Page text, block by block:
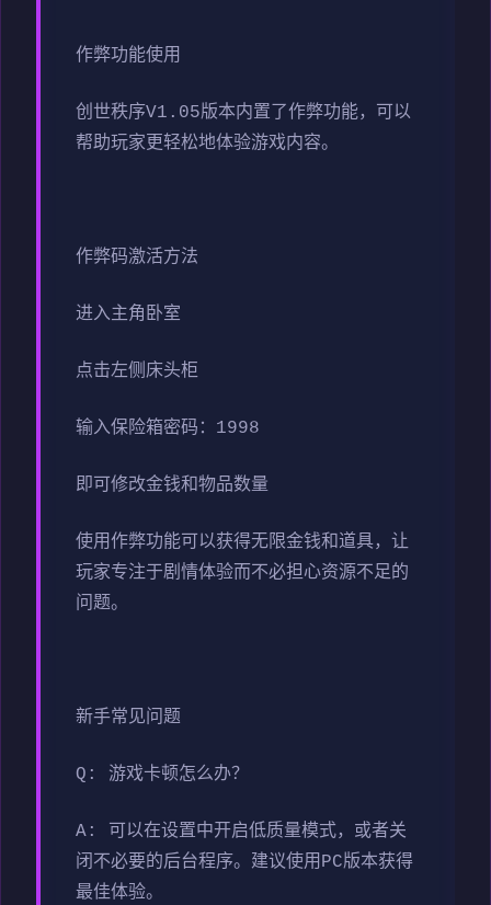
作弊功能使用
创世秩序V1.05版本内置了作弊功能，可以
帮助玩家更轻松地体验游戏内容。
作弊码激活方法
进入主角卧室
点击左侧床头柜
输入保险箱密码：1998
即可修改金钱和物品数量
使用作弊功能可以获得无限金钱和道具，让
玩家专注于剧情体验而不必担心资源不足的
问题。
新手常见问题
Q: 游戏卡顿怎么办？
A: 可以在设置中开启低质量模式，或者关
闭不必要的后台程序。建议使用PC版本获得
最佳体验。